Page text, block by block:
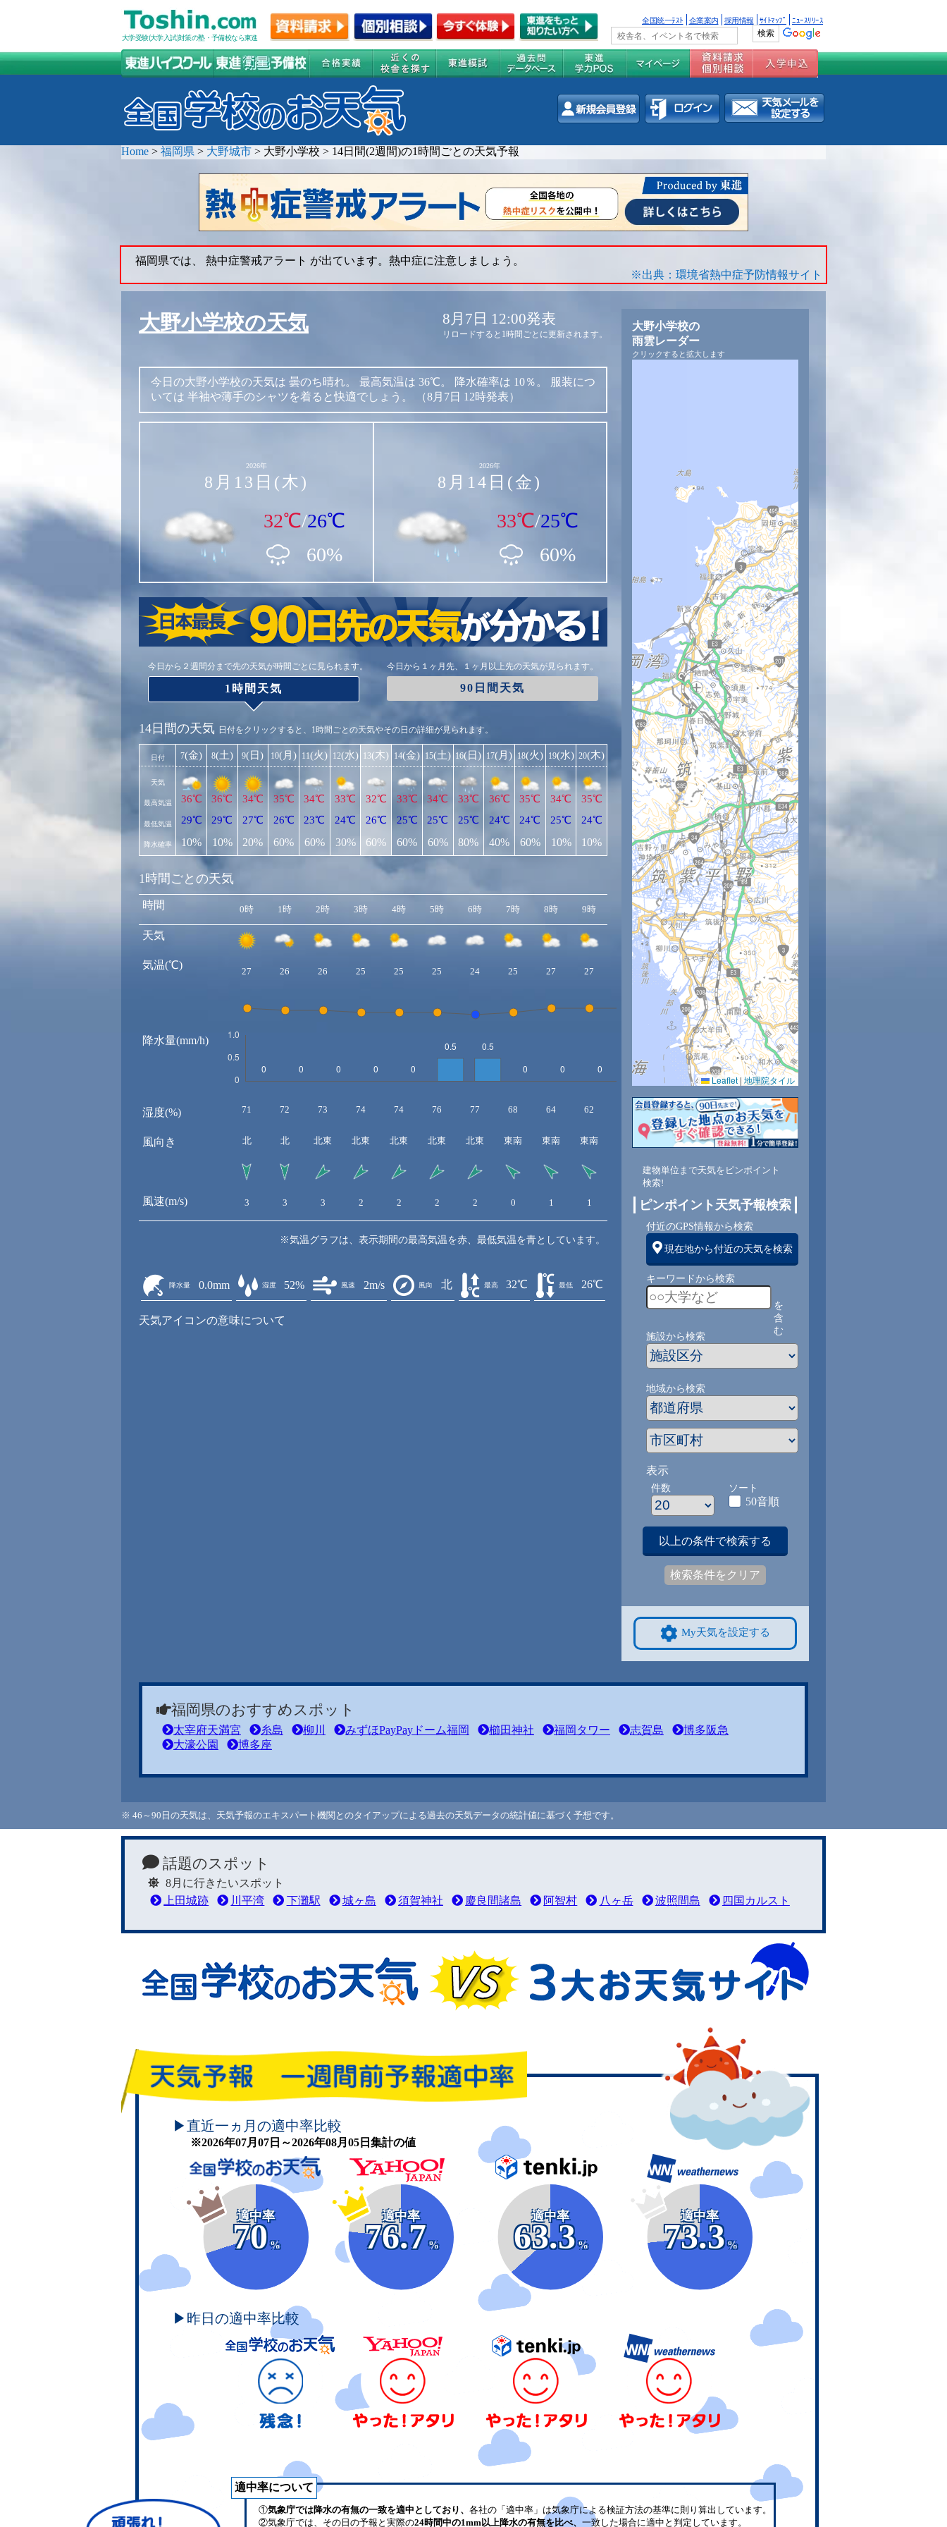
大学受験(大学入試)対策の塾・予備校なら東進
全国統一ﾃｽﾄ 企業案内 採用情報 ｻｲﾄﾏｯﾌﾟ ﾆｭｰｽﾘﾘｰｽ
Home > 福岡県 > 大野城市 > 大野小学校 > 14日間(2週間)の1時間ごとの天気予報
福岡県では、 熱中症警戒アラート が出ています。熱中症に注意しましょう。
※出典：環境省熱中症予防情報サイト
大野小学校の天気 8月7日 12:00発表
リロードすると1時間ごとに更新されます。
今日の大野小学校の天気は 曇のち晴れ。 最高気温は 36℃。 降水確率は 10％。
服装につ
いては 半袖や薄手のシャツを着ると快適でしょう。 （8月7日 12時発表）
2026年
8月13日(木)
32℃/26℃
60%
2026年
8月14日(金)
33℃/25℃
60%
今日から２週間分まで先の天気が時間ごとに見られます。
1時間天気
今日から１ヶ月先、１ヶ月以上先の天気が見られます。
90日間天気
14日間の天気 日付をクリックすると、1時間ごとの天気やその日の詳細が見られます。
日付
天気
最高気温
最低気温
降水確率
7(金)
36℃
29℃
10%
8(土)
36℃
29℃
10%
9(日)
34℃
27℃
20%
10(月)
35℃
26℃
60%
11(火)
34℃
23℃
60%
12(水)
33℃
24℃
30%
13(木)
32℃
26℃
60%
14(金)
33℃
25℃
60%
15(土)
34℃
25℃
60%
16(日)
33℃
25℃
80%
17(月)
36℃
24℃
40%
18(火)
35℃
24℃
60%
19(水)
34℃
25℃
10%
20(木)
35℃
24℃
10%
1時間ごとの天気
時間
天気
気温(℃)
降水量(mm/h)
湿度(%)
風向き
風速(m/s)
0時 1時 2時 3時 4時 5時 6時 7時 8時 9時 10時 11時 12時 13時 14時
27 26 26 25 25 25 24 25 27 27 28 29 30 31
71 72 73 74 74 76 77 68 64 62 57 54 52 55
北 北 北東 北東 北東 北東 北東 東南 東南 東南 北 北 北
3 3 3 2 2 2 2 0 1 1 1 2 2 3
※気温グラフは、表示期間の最高気温を赤、最低気温を青としています。
降水量 0.0mm 湿度 52% 風速 2m/s 風向 北 最高 32℃ 最低 26℃
天気アイコンの意味について
大野小学校の
雨雲レーダー
クリックすると拡大します
Leaflet | 地理院タイル
建物単位まで天気をピンポイント
検索!
ピンポイント天気予報検索
付近のGPS情報から検索
現在地から付近の天気を検索
キーワードから検索
を
含
む
施設から検索
地域から検索
表示
件数 ソート
50音順
以上の条件で検索する
検索条件をクリア
My天気を設定する
福岡県のおすすめスポット
太宰府天満宮 糸島 柳川 みずほPayPayドーム福岡 櫛田神社 福岡タワー 志賀島
博多阪急
大濠公園
博多座
※ 46～90日の天気は、天気予報のエキスパート機関とのタイアップによる過去の天気データの統計値に基づく予想です。
話題のスポット
8月に行きたいスポット
上田城跡
川平湾 下灘駅 城ヶ島 須賀神社 慶良間諸島 阿智村 八ヶ岳 波照間島 四国カルスト
頑張れ！学校のお天気
▶直近一ヵ月の適中率比較
※2026年07月07日～2026年08月05日集計の値
適中率
70
%
適中率
76.7
%
適中率
63.3
%
適中率
73.3
%
▶昨日の適中率比較
適中率について
①気象庁では降水の有無の一致を適中としており、 各社の「適中率」は気象庁による検証方法の基準に則り算出しています。
②気象庁では、その日の予報と実際の24時間中の1mm以上降水の有無を比べ、 一致した場合に適中と判定しています。